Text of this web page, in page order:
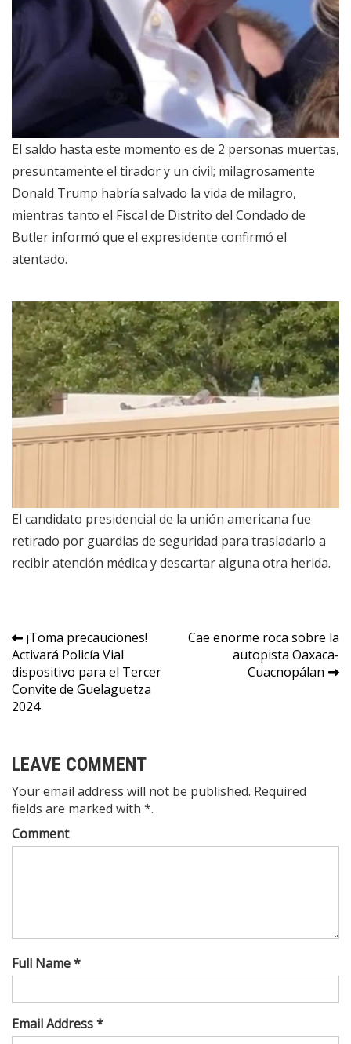
El saldo hasta este momento es de 2 personas muertas,
presuntamente el tirador y un civil; milagrosamente
Donald Trump habría salvado la vida de milagro,
mientras tanto el Fiscal de Distrito del Condado de
Butler informó que el expresidente confirmó el
atentado.
El candidato presidencial de la unión americana fue
retirado por guardias de seguridad para trasladarlo a
recibir atención médica y descartar alguna otra herida.
Navegación
de
entradas
¡Toma precauciones!
Activará Policía Vial
dispositivo para el Tercer
Convite de Guelaguetza
2024
Cae enorme roca sobre la
autopista Oaxaca-
Cuacnopálan
LEAVE COMMENT
Your email address will not be published. Required
fields are marked with *.
Comment
Full Name *
Email Address *